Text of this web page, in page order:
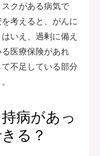
クがある病気で
考えると、がんに
いえ、過剰に備え
医療保険があれ
不足している部分
病があっ
る？